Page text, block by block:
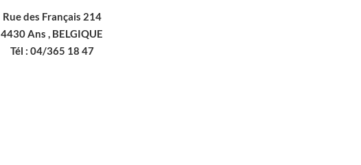
Rue des Français 214
4430 Ans , BELGIQUE
Tél : 04/365 18 47